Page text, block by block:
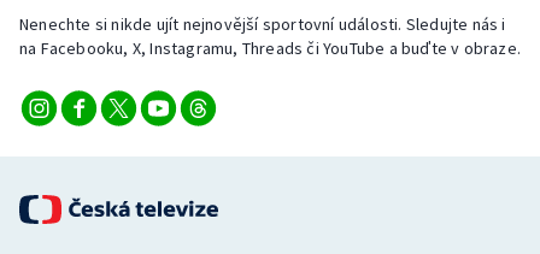
Nenechte si nikde ujít nejnovější sportovní události. Sledujte nás i
na Facebooku, X, Instagramu, Threads či YouTube a buďte v obraze.